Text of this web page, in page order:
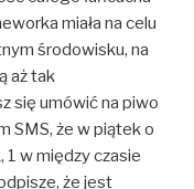
miała na celu
środowisku, na
aż tak
się umówić na piwo
SMS, że w piątek o
1 w między czasie
że jest